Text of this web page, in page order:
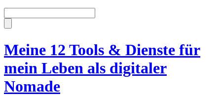
Meine 12 Tools & Dienste für
mein Leben als digitaler
Nomade